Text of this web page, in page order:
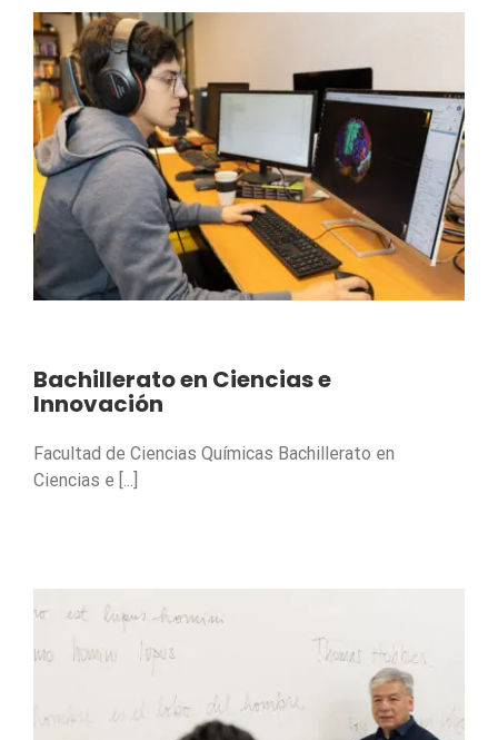
Bachillerato en Ciencias e
Innovación
Facultad de Ciencias Químicas Bachillerato en
Ciencias e [...]